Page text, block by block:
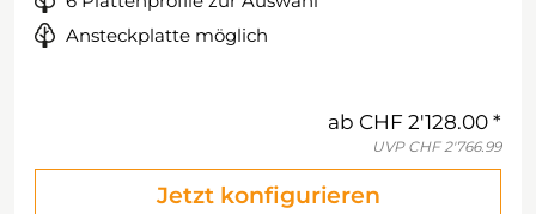
Ansteckplatte möglich
ab CHF 2'128.00
UVP CHF 2'766.99
Jetzt konfigurieren